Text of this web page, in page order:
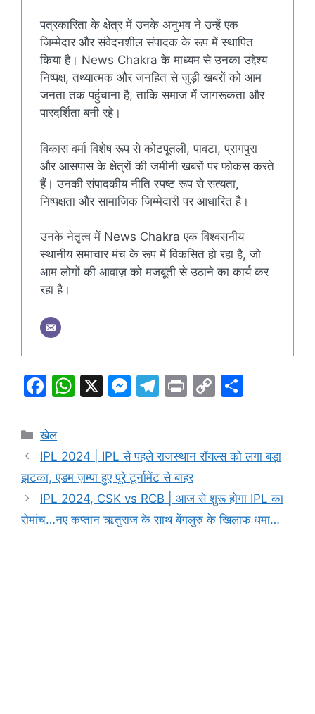
पत्रकारिता के क्षेत्र में उनके अनुभव ने उन्हें एक
जिम्मेदार और संवेदनशील संपादक के रूप में स्थापित
किया है। News Chakra के माध्यम से उनका उद्देश्य
निष्पक्ष, तथ्यात्मक और जनहित से जुड़ी खबरों को आम
जनता तक पहुंचाना है, ताकि समाज में जागरूकता और
पारदर्शिता बनी रहे।
विकास वर्मा विशेष रूप से कोटपूतली, पावटा, प्रागपुरा
और आसपास के क्षेत्रों की जमीनी खबरों पर फोकस करते
हैं। उनकी संपादकीय नीति स्पष्ट रूप से सत्यता,
निष्पक्षता और सामाजिक जिम्मेदारी पर आधारित है।
उनके नेतृत्व में News Chakra एक विश्वसनीय
स्थानीय समाचार मंच के रूप में विकसित हो रहा है, जो
आम लोगों की आवाज़ को मजबूती से उठाने का कार्य कर
रहा है।
F
c
e
b
o
o
W
s
A
p
p
X
M
s
e
n
g
T
gr
a
m
Pr C
y
n
k
e
Categories
खेल
IPL 2024 | IPL से पहले राजस्थान रॉयल्स को लगा बड़ा
झटका, एडम ज़म्पा हुए पूरे टूर्नामेंट से बाहर
IPL 2024, CSK vs RCB | आज से शुरू होगा IPL का
रोमांच…नए कप्तान ऋतुराज के साथ बेंगलुरु के खिलाफ धमा…